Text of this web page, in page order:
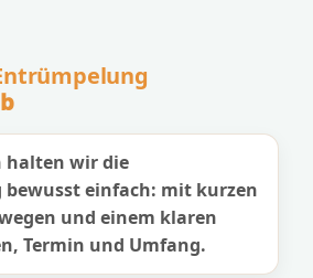
halten wir die
einfach: mit kurzen
und einem klaren
Termin und Umfang.